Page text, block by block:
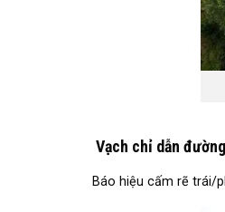
Vạch chỉ dẫn
Báo hiệu cấm rẽ trái/